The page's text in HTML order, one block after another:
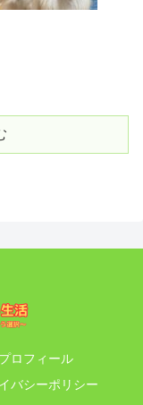
プロフィール
バシーポリシー